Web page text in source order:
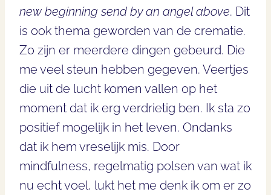
new beginning send by an angel above. Dit
is ook thema geworden van de crematie.
Zo zijn er meerdere dingen gebeurd. Die
me veel steun hebben gegeven. Veertjes
die uit de lucht komen vallen op het
moment dat ik erg verdrietig ben. Ik sta zo
positief mogelijk in het leven. Ondanks
dat ik hem vreselijk mis. Door
mindfulness, regelmatig polsen van wat ik
nu echt voel, lukt het me denk ik om er zo